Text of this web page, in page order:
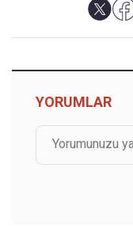
YORUMLAR